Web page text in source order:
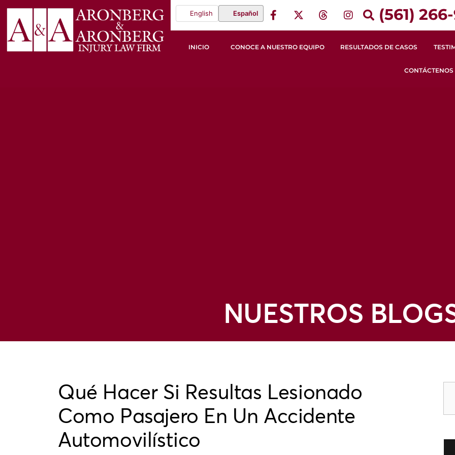
English Español (561) 266-
INICIO CONOCE A NUESTRO EQUIPO RESULTADOS DE CASOS
CONTÁCTENOS
NUESTROS
Qué Hacer Si Resultas Lesionado
Como Pasajero En Un Accidente
Automovilístico